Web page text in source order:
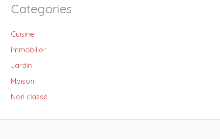
Categories
Cuisine
Immobilier
Jardin
Maison
Non classé